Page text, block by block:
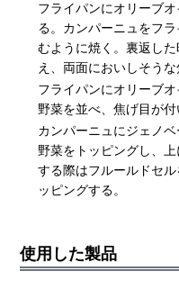
フライパンにオリーブ
る。カンパーニュをフ
むように焼く。裏返し
え、両面においしそう
フライパンにオリーブ
野菜を並べ、焦げ目が付
カンパーニュにジェノ
野菜をトッピングし、
する際はフルールドセ
ッピングする。
使用した製品